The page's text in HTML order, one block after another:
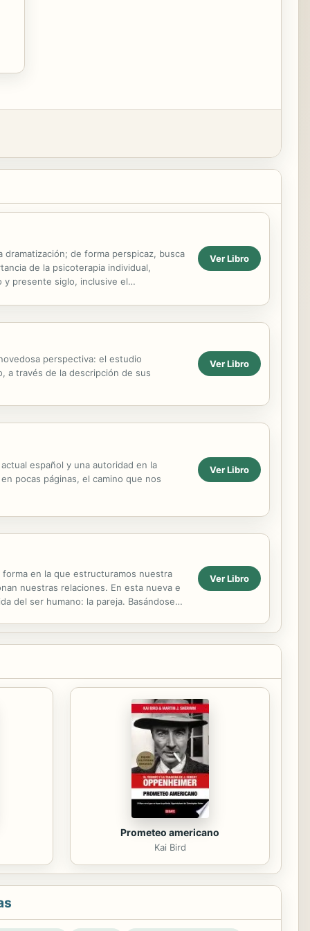
de forma perspicaz, busca
de la psicoterapia individual,
y presente siglo, inclusive el
Ver Libro
perspectiva: el estudio
a través de la descripción de sus
Ver Libro
español y una autoridad en la
pocas páginas, el camino que nos
Ver Libro
en la que estructuramos nuestra
nuestras relaciones. En esta nueva e
del ser humano: la pareja. Basándose
Ver Libro
Prometeo americano
Kai Bird